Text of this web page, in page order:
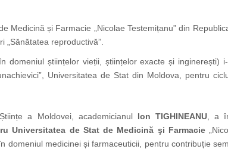
Medicină și Farmacie „Nicolae Testemițanu” din
„Sănătatea reproductivă”.
domeniul științelor vieții, științelor exacte și inginerești)
Universitatea de Stat din Moldova, pentru
a Moldovei, academicianul Ion TIGHINEANU, a
Universitatea de Stat de Medicină şi Farmacie
domeniul medicinei și farmaceuticii, pentru contribuție